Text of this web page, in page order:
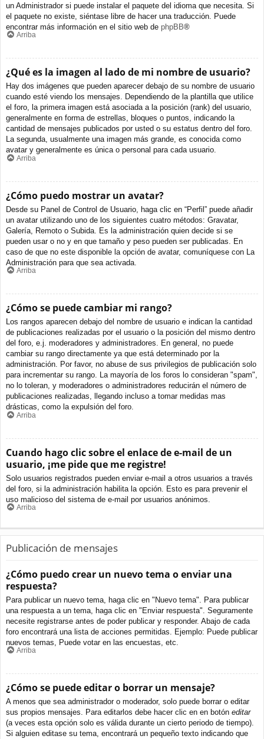
un Administrador si puede instalar el paquete del idioma que necesita. Si
el paquete no existe, siéntase libre de hacer una traducción. Puede
encontrar más información en el sitio web de phpBB®
Arriba
¿Qué es la imagen al lado de mi nombre de usuario?
Hay dos imágenes que pueden aparecer debajo de su nombre de usuario
cuando esté viendo los mensajes. Dependiendo de la plantilla que utilice
el foro, la primera imagen está asociada a la posición (rank) del usuario,
generalmente en forma de estrellas, bloques o puntos, indicando la
cantidad de mensajes publicados por usted o su estatus dentro del foro.
La segunda, usualmente una imagen más grande, es conocida como
avatar y generalmente es única o personal para cada usuario.
Arriba
¿Cómo puedo mostrar un avatar?
Desde su Panel de Control de Usuario, haga clic en “Perfil” puede añadir
un avatar utilizando uno de los siguientes cuatro métodos: Gravatar,
Galería, Remoto o Subida. Es la administración quien decide si se
pueden usar o no y en que tamaño y peso pueden ser publicadas. En
caso de que no este disponible la opción de avatar, comuníquese con La
Administración para que sea activada.
Arriba
¿Cómo se puede cambiar mi rango?
Los rangos aparecen debajo del nombre de usuario e indican la cantidad
de publicaciones realizadas por el usuario o la posición del mismo dentro
del foro, e.j. moderadores y administradores. En general, no puede
cambiar su rango directamente ya que está determinado por la
administración. Por favor, no abuse de sus privilegios de publicación solo
para incrementar su rango. La mayoría de los foros lo consideran "spam",
no lo toleran, y moderadores o administradores reducirán el número de
publicaciones realizadas, llegando incluso a tomar medidas mas
drásticas, como la expulsión del foro.
Arriba
Cuando hago clic sobre el enlace de e-mail de un
usuario, ¡me pide que me registre!
Solo usuarios registrados pueden enviar e-mail a otros usuarios a través
del foro, si la administración habilita la opción. Esto es para prevenir el
uso malicioso del sistema de e-mail por usuarios anónimos.
Arriba
Publicación de mensajes
¿Cómo puedo crear un nuevo tema o enviar una
respuesta?
Para publicar un nuevo tema, haga clic en "Nuevo tema". Para publicar
una respuesta a un tema, haga clic en "Enviar respuesta". Seguramente
necesite registrarse antes de poder publicar y responder. Abajo de cada
foro encontrará una lista de acciones permitidas. Ejemplo: Puede publicar
nuevos temas, Puede votar en las encuestas, etc.
Arriba
¿Cómo se puede editar o borrar un mensaje?
A menos que sea administrador o moderador, solo puede borrar o editar
sus propios mensajes. Para editarlos debe hacer clic en en botón editar
(a veces esta opción solo es válida durante un cierto periodo de tiempo).
Si alguien editase su tema, encontrará un pequeño texto indicando que